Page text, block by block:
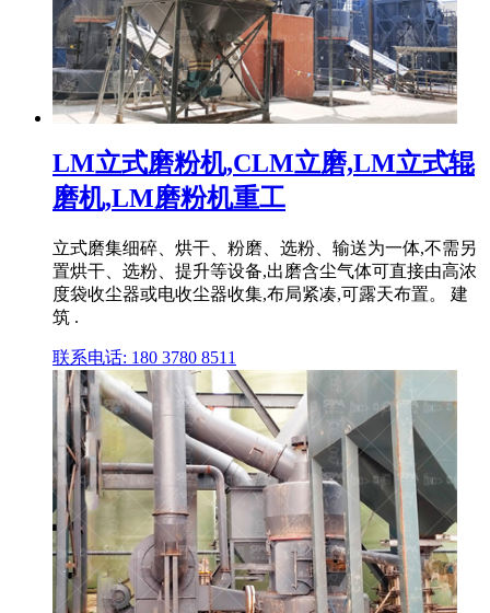
LM立式磨粉机,CLM立磨,LM立式辊
磨机,LM磨粉机重工
立式磨集细碎、烘干、粉磨、选粉、输送为一体,不需另
置烘干、选粉、提升等设备,出磨含尘气体可直接由高浓
度袋收尘器或电收尘器收集,布局紧凑,可露天布置。 建
筑 .
联系电话: 180 3780 8511